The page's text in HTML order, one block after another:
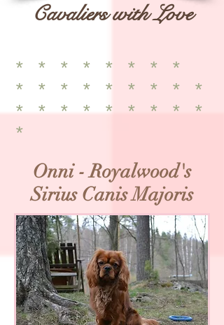
Cavaliers with Love
* * * * * * * *
* * * * * * * * *
* * * * * * * * *
*
Onni - Royalwood's
Sirius Canis Majoris